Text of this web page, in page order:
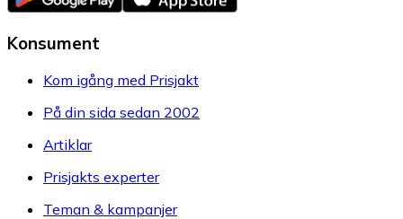
Konsument
Kom igång med Prisjakt
På din sida sedan 2002
Artiklar
Prisjakts experter
Teman & kampanjer